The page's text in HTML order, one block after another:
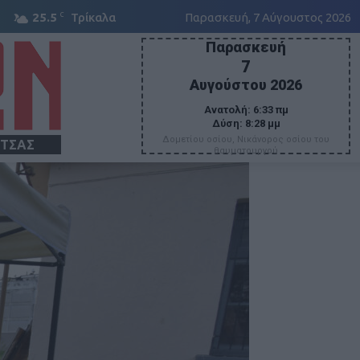
25.5 C Τρίκαλα Παρασκευή, 7 Αύγουστος 2026
Παρασκευή
7
Αυγούστου 2026
Ανατολή: 6:33 πμ
Δύση: 8:28 μμ
Δομετίου οσίου, Νικάνορος οσίου του
θαυματουργού